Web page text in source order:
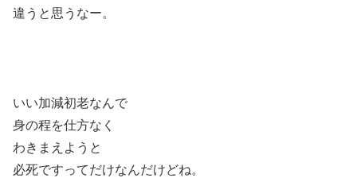
違うと思うなー。
いい加減初老なんで
身の程を仕方なく
わきまえようと
必死ですってだけなんだけどね。